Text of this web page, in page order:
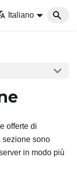
Italiano
offerte di
sezione sono
in modo più